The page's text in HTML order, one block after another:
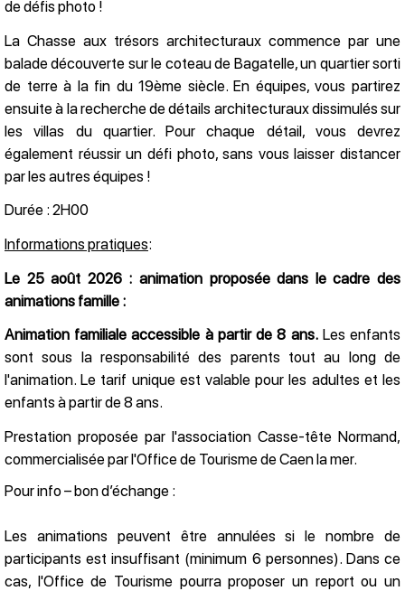
de défis photo !
La Chasse aux trésors architecturaux commence par une
balade découverte sur le coteau de Bagatelle, un quartier sorti
de terre à la fin du 19ème siècle. En équipes, vous partirez
ensuite à la recherche de détails architecturaux dissimulés sur
les villas du quartier. Pour chaque détail, vous devrez
également réussir un défi photo, sans vous laisser distancer
par les autres équipes !
Durée : 2H00
Informations pratiques:
Le 25 août 2026 : animation proposée dans le cadre des
animations famille :
Animation familiale accessible à partir de 8 ans.Les enfants
sont sous la responsabilité des parents tout au long de
l'animation. Le tarif unique est valable pour les adultes et les
enfants à partir de 8 ans.
Prestation proposée par l'association Casse-tête Normand,
commercialisée par l'Office de Tourisme de Caen la mer.
Pour info – bon d’échange :
Les animations peuvent être annulées si le nombre de
participants est insuffisant (minimum 6 personnes). Dans ce
cas, l'Office de Tourisme pourra proposer un report ou un